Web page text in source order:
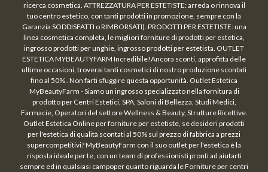
ricerca cosmetica. ATTREZZATURA PER ESTETISTE: arreda o rinnova il
tuo centro estetico, con tanti prodotti in promozione, sempre con la
Garanzia SODDISFATTI o RIMBORSATI). PRODOTTI PER ESTETISTE: una
linea cosmetica completa, le migliori forniture di prodotti per estetica,
ingrosso prodotti per unghie, ingrosso prodotti per estetista. OUTLET
ESTETICA MYBEAUTYFARM Incredibile!Ancora sconti, approfitta delle
ultime occasioni, troverai tanti cosmetici di nostro produzione scontati
fino al 50% . Non farti sfuggire questa opportunità. Outlet Estetica
MyBeautyFarm - Siamo un ingrosso specializzato nella fornitura di
prodotto per Centri Estetici, SPA, Saloni di Bellezza, Studi Medici,
Farmacie, Operatori del settore Wellness & Beauty, Strutture Ricettive.
Outlet Estetica Online per forniture per estetiste, se desideri prodotti
per l'estetica di qualità scontati al 50% sul prezzo di fabbrica a prezzi
supercompetitivi? MyBeautyFarm con il suo outlet per l'estetica è la
risposta ideale per te, con un team di professionisti pronti ad aiutarti
sempre ed in qualsiasi campoper quanto riguarda le Forniture per centri